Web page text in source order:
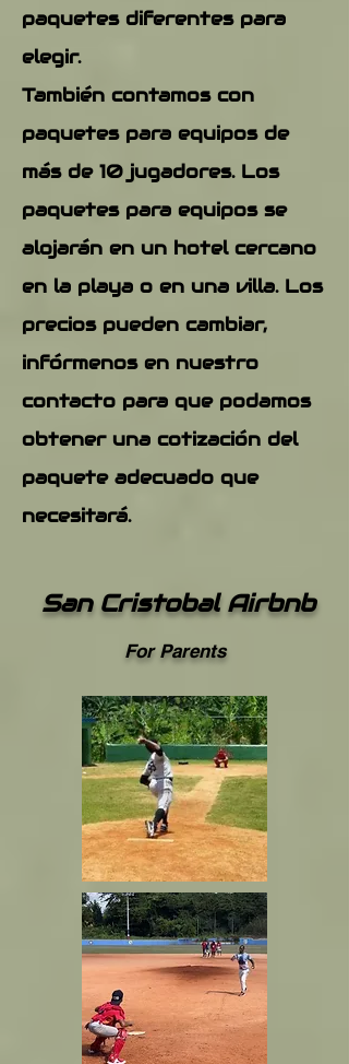
paquetes diferentes para
elegir.
También contamos con
paquetes para equipos de
más de 10 jugadores. Los
paquetes para equipos se
alojarán en un hotel cercano
en la playa o en una villa. Los
precios pueden cambiar,
infórmenos en nuestro
contacto para que podamos
obtener una cotización del
paquete adecuado que
necesitará.
San Cristobal Airbnb
For Parents